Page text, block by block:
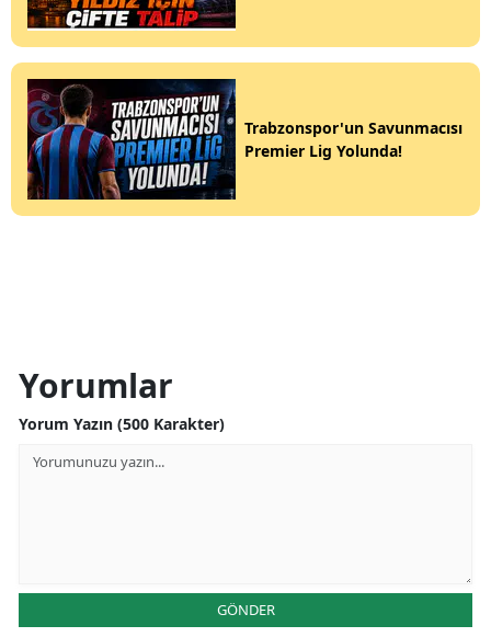
Trabzonspor'un Savunmacısı
Premier Lig Yolunda!
Yorumlar
Yorum Yazın (500 Karakter)
GÖNDER